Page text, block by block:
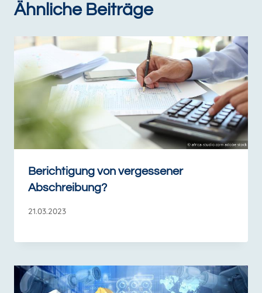
Ähnliche Beiträge
Berichtigung von vergessener
Abschreibung?
21.03.2023